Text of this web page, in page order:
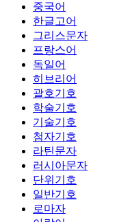
중국어
한글고어
그리스문자
프랑스어
독일어
히브리어
괄호기호
학술기호
기술기호
첨자기호
라틴문자
러시아문자
단위기호
일반기호
로마자